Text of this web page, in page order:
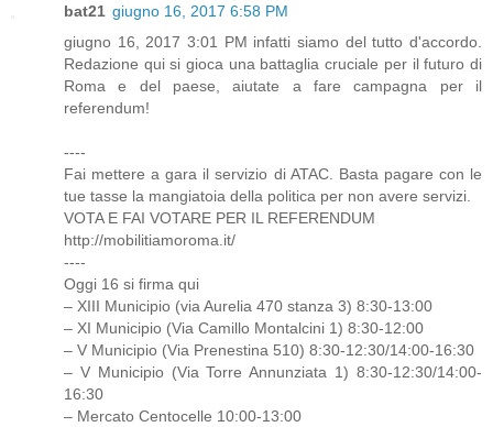
bat21 giugno 16, 2017 6:58 PM
giugno 16, 2017 3:01 PM infatti siamo del tutto d'accordo.
Redazione qui si gioca una battaglia cruciale per il futuro di
Roma e del paese, aiutate a fare campagna per il
referendum!
----
Fai mettere a gara il servizio di ATAC. Basta pagare con le
tue tasse la mangiatoia della politica per non avere servizi.
VOTA E FAI VOTARE PER IL REFERENDUM
http://mobilitiamoroma.it/
----
Oggi 16 si firma qui
– XIII Municipio (via Aurelia 470 stanza 3) 8:30-13:00
– XI Municipio (Via Camillo Montalcini 1) 8:30-12:00
– V Municipio (Via Prenestina 510) 8:30-12:30/14:00-16:30
– V Municipio (Via Torre Annunziata 1) 8:30-12:30/14:00-
16:30
– Mercato Centocelle 10:00-13:00